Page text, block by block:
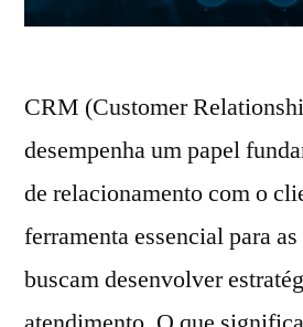
CRM (Customer
desempenha um papel
de relacionamento com o
ferramenta essencial para
buscam desenvolver